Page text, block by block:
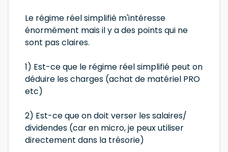
Le régime réel simplifié m'intéresse
énormément mais il y a des points qui ne
sont pas claires.
1) Est-ce que le régime réel simplifié peut on
déduire les charges (achat de matériel PRO
etc)
2) Est-ce que on doit verser les salaires/
dividendes (car en micro, je peux utiliser
directement dans la trésorie)